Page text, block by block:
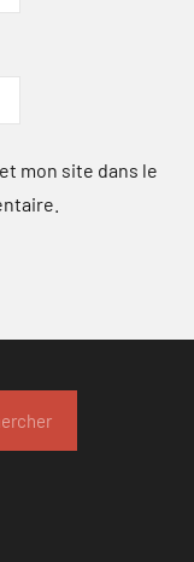
mon site dans le